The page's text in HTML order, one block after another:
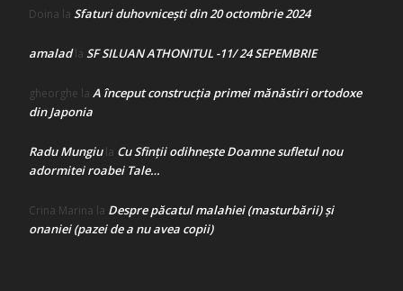
Doina la Sfaturi duhovnicești din 20 octombrie 2024
amaladla SF SILUAN ATHONITUL -11/ 24 SEPEMBRIE
gheorghe la A început construcţia primei mănăstiri ortodoxe
din Japonia
Radu Mungiula Cu Sfinții odihnește Doamne sufletul nou
adormitei roabei Tale…
Crina Marina la Despre păcatul malahiei (masturbării) şi
onaniei (pazei de a nu avea copii)